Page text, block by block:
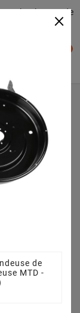
le plateau de
MTD - RH
×
de
MTD -